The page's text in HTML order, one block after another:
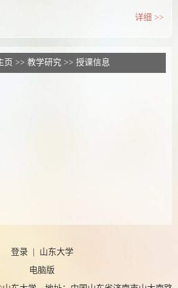
详细 >>
页 >> 教学研究 >> 授课信息
登录| 山东大学
电脑版